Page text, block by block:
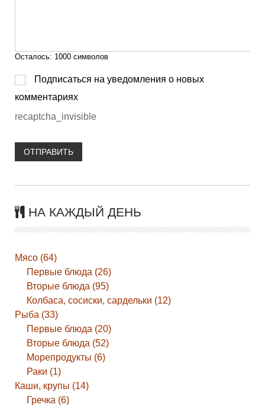
Осталось: 1000 символов
Подписаться на уведомления о новых
комментариях
recaptcha_invisible
ОТПРАВИТЬ
НА КАЖДЫЙ ДЕНЬ
Мясо (64)
Первые блюда (26)
Вторые блюда (95)
Колбаса, сосиски, сардельки (12)
Рыба (33)
Первые блюда (20)
Вторые блюда (52)
Морепродукты (6)
Раки (1)
Каши, крупы (14)
Гречка (6)